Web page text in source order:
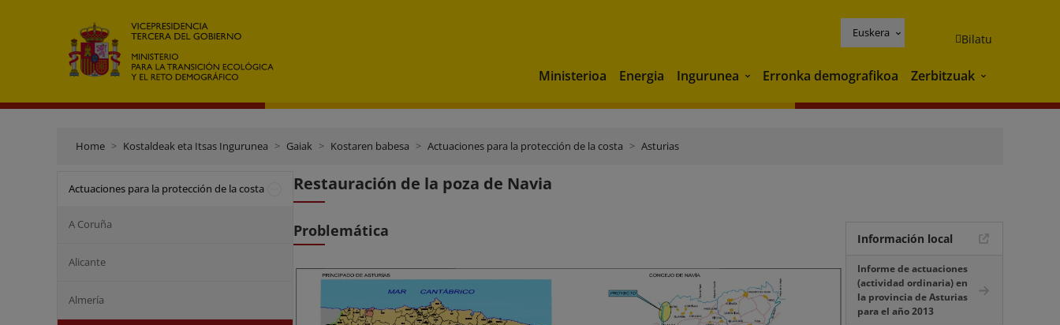
Euskera Bilatu
Ministerioa Energia Ingurunea Ingurunea
Erronka demografikoa Zerbitzuak Zerbitzuak
Home Kostaldeak eta Itsas Ingurunea Gaiak Kostaren babesa Actuaciones para la protección de la costa Asturias
Actuaciones para la protección de la costa
A Coruña
Alicante
Almería
Restauración de la poza de Navia
Problemática Información local
Informe de actuaciones
(actividad ordinaria) en
la provincia de Asturias
para el año 2013